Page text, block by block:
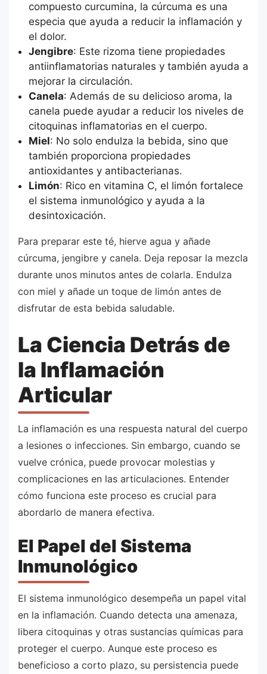
compuesto curcumina, la cúrcuma es una
especia que ayuda a reducir la inflamación y
el dolor.
Jengibre: Este rizoma tiene propiedades
antiinflamatorias naturales y también ayuda a
mejorar la circulación.
Canela: Además de su delicioso aroma, la
canela puede ayudar a reducir los niveles de
citoquinas inflamatorias en el cuerpo.
Miel: No solo endulza la bebida, sino que
también proporciona propiedades
antioxidantes y antibacterianas.
Limón: Rico en vitamina C, el limón fortalece
el sistema inmunológico y ayuda a la
desintoxicación.
Para preparar este té, hierve agua y añade
cúrcuma, jengibre y canela. Deja reposar la mezcla
durante unos minutos antes de colarla. Endulza
con miel y añade un toque de limón antes de
disfrutar de esta bebida saludable.
La Ciencia Detrás de
la Inflamación
Articular
La inflamación es una respuesta natural del cuerpo
a lesiones o infecciones. Sin embargo, cuando se
vuelve crónica, puede provocar molestias y
complicaciones en las articulaciones. Entender
cómo funciona este proceso es crucial para
abordarlo de manera efectiva.
El Papel del Sistema
Inmunológico
El sistema inmunológico desempeña un papel vital
en la inflamación. Cuando detecta una amenaza,
libera citoquinas y otras sustancias químicas para
proteger el cuerpo. Aunque este proceso es
beneficioso a corto plazo, su persistencia puede